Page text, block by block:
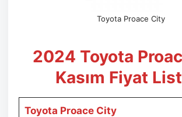
Toyota Proace City
2024 Toyota
Kasım Fiyat
Toyota Proace City